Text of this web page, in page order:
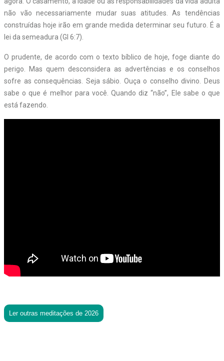
não vão necessariamente mudar suas atitudes. As tendências
construídas hoje irão em grande medida determinar seu futuro. É a
lei da semeadura (Gl 6:7).
O prudente, de acordo com o texto bíblico de hoje, foge diante do
perigo. Mas quem desconsidera as advertências e os conselhos
sofre as consequências. Seja sábio. Ouça o conselho divino. Deus
sabe o que é melhor para você. Quando diz “não”, Ele sabe o que
está fazendo.
Ler outras meditações de 2026